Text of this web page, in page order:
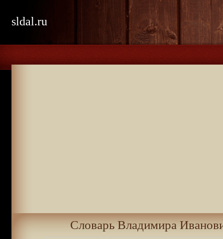
sldal.ru
Словарь Владимира